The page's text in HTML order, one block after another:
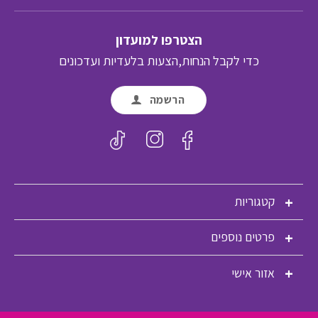
הצטרפו למועדון
כדי לקבל הנחות,הצעות בלעדיות ועדכונים
הרשמה
קטגוריות
פרטים נוספים
אזור אישי